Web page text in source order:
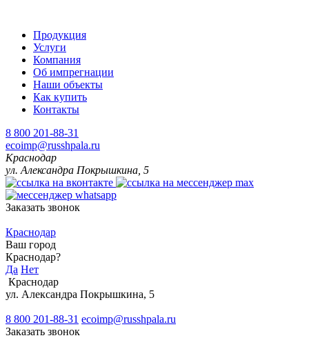
Продукция
Услуги
Компания
Об импрегнации
Наши объекты
Как купить
Контакты
8 800 201-88-31
ecoimp@russhpala.ru
Краснодар
ул. Александра Покрышкина, 5
Заказать звонок
Краснодар
Ваш город
Краснодар?
Да Нет
Краснодар
ул. Александра Покрышкина, 5
8 800 201-88-31 ecoimp@russhpala.ru
Заказать звонок